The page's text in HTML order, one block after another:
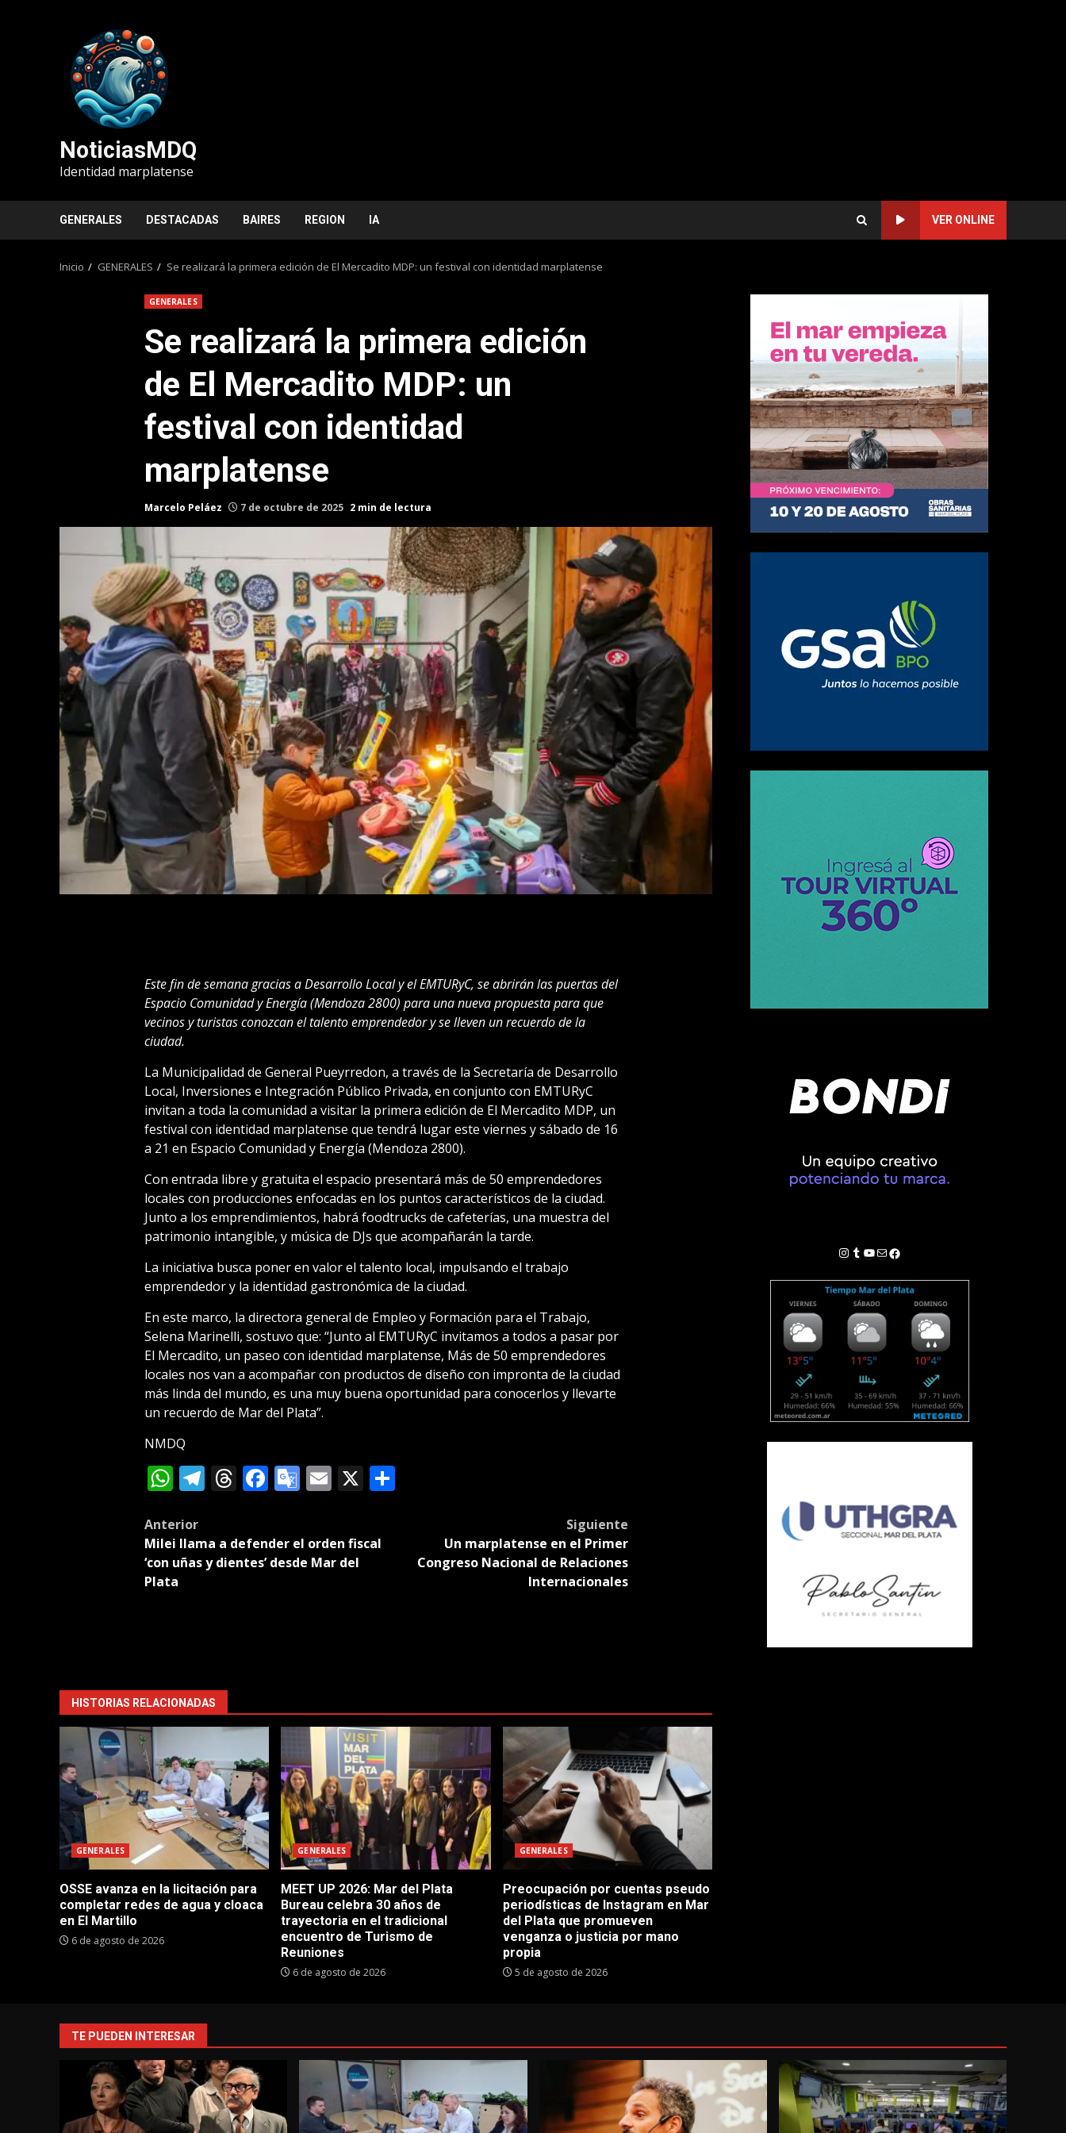
NoticiasMDQ
Identidad marplatense
GENERALES DESTACADAS BAIRES REGION IA VER ONLINE
Inicio GENERALES Se realizará la primera edición de El Mercadito MDP: un festival con identidad marplatense
GENERALES
Se realizará la primera edición
de El Mercadito MDP: un
festival con identidad
marplatense
Marcelo Peláez 7 de octubre de 2025 2 min de lectura
Este fin de semana gracias a Desarrollo Local y el EMTURyC, se abrirán las puertas del
Espacio Comunidad y Energía (Mendoza 2800) para una nueva propuesta para que
vecinos y turistas conozcan el talento emprendedor y se lleven un recuerdo de la
ciudad.
La Municipalidad de General Pueyrredon, a través de la Secretaría de Desarrollo
Local, Inversiones e Integración Público Privada, en conjunto con EMTURyC
invitan a toda la comunidad a visitar la primera edición de El Mercadito MDP, un
festival con identidad marplatense que tendrá lugar este viernes y sábado de 16
a 21 en Espacio Comunidad y Energía (Mendoza 2800).
Con entrada libre y gratuita el espacio presentará más de 50 emprendedores
locales con producciones enfocadas en los puntos característicos de la ciudad.
Junto a los emprendimientos, habrá foodtrucks de cafeterías, una muestra del
patrimonio intangible, y música de DJs que acompañarán la tarde.
La iniciativa busca poner en valor el talento local, impulsando el trabajo
emprendedor y la identidad gastronómica de la ciudad.
En este marco, la directora general de Empleo y Formación para el Trabajo,
Selena Marinelli, sostuvo que: “Junto al EMTURyC invitamos a todos a pasar por
El Mercadito, un paseo con identidad marplatense, Más de 50 emprendedores
locales nos van a acompañar con productos de diseño con impronta de la ciudad
más linda del mundo, es una muy buena oportunidad para conocerlos y llevarte
un recuerdo de Mar del Plata”.
NMDQ
WhatsApp
Telegram
Threads
Facebook
Google
Email
X Compartir
Post
navigation
Anterior
Milei llama a defender el orden fiscal
‘con uñas y dientes’ desde Mar del
Plata
Siguiente
Un marplatense en el Primer
Congreso Nacional de Relaciones
Internacionales
HISTORIAS RELACIONADAS
GENERALES
OSSE avanza en la licitación para
completar redes de agua y cloaca
en El Martillo
6 de agosto de 2026
GENERALES
MEET UP 2026: Mar del Plata
Bureau celebra 30 años de
trayectoria en el tradicional
encuentro de Turismo de
Reuniones
6 de agosto de 2026
GENERALES
Preocupación por cuentas pseudo
periodísticas de Instagram en Mar
del Plata que promueven
venganza o justicia por mano
propia
5 de agosto de 2026
Instagram
Tumblr
YouTube
Correo electrónico
Facebook
TE PUEDEN INTERESAR